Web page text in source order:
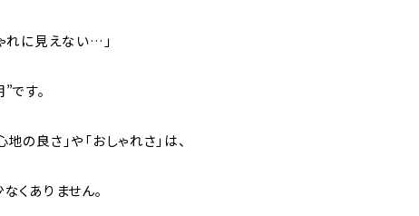
れに見えない…」
す。
良さ」や「おしゃれさ」は、
くありません。